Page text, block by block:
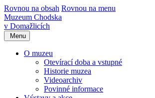
Rovnou na obsah Rovnou na menu
Muzeum Chodska
v Domažlicích
Menu
O muzeu
Otevírací doba a vstupné
Historie muzea
Videoarchiv
Povinné informace